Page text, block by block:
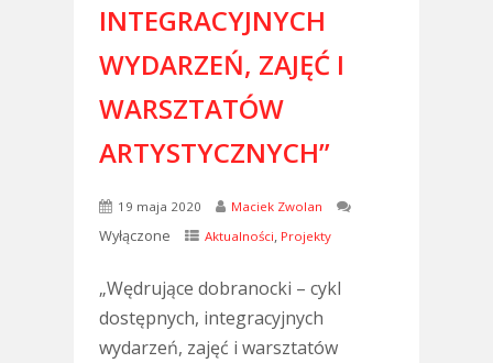
INTEGRACYJNYCH
WYDARZEŃ, ZAJĘĆ I
WARSZTATÓW
ARTYSTYCZNYCH”
19 maja 2020 Maciek Zwolan
Wyłączone Aktualności, Projekty
„Wędrujące dobranocki – cykl
dostępnych, integracyjnych
wydarzeń, zajęć i warsztatów